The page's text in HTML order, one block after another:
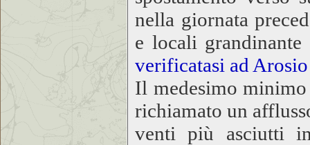
nella giornata
e locali
verificatasi ad
Il medesimo
richiamato un
venti più asciutti